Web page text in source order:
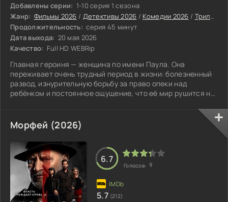
Добавлены серии: 1-10 серия 1 сезона
Жанр: Фильмы 2026 / Детективы 2026 / Комедии 2026 / Триллеры 2026
Продолжительность: серия 45 минут
Дата выхода: 20 мая 2026
Качество: Full HD WEBRip
Главная героиня — женщина по имени Паула. Она
переживает очень трудный период в жизни: болезненный
развод, изнурительную борьбу за право опеки над
ребёнком и постоянное ощущение, что её мир рушится на
Морфей (2026)
6.7
Голосов: 9
5.7 (212)